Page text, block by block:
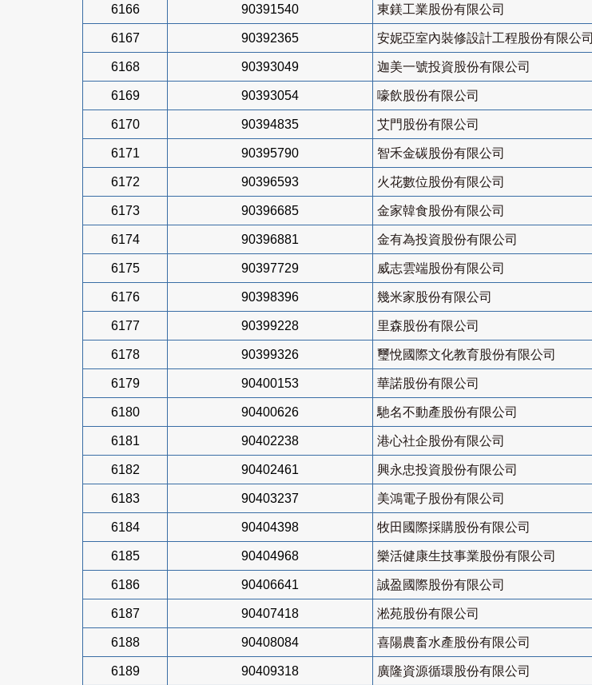
6166 90391540 東鎂工業股份有限公司
6167 90392365 安妮亞室內裝修設計工程股份有限公司
6168 90393049 迦美一號投資股份有限公司
6169 90393054 嚎飲股份有限公司
6170 90394835 艾門股份有限公司
6171 90395790 智禾金碳股份有限公司
6172 90396593 火花數位股份有限公司
6173 90396685 金家韓食股份有限公司
6174 90396881 金有為投資股份有限公司
6175 90397729 威志雲端股份有限公司
6176 90398396 幾米家股份有限公司
6177 90399228 里森股份有限公司
6178 90399326 璽悅國際文化教育股份有限公司
6179 90400153 華諾股份有限公司
6180 90400626 馳名不動產股份有限公司
6181 90402238 港心社企股份有限公司
6182 90402461 興永忠投資股份有限公司
6183 90403237 美鴻電子股份有限公司
6184 90404398 牧田國際採購股份有限公司
6185 90404968 樂活健康生技事業股份有限公司
6186 90406641 誠盈國際股份有限公司
6187 90407418 淞苑股份有限公司
6188 90408084 喜陽農畜水產股份有限公司
6189 90409318 廣隆資源循環股份有限公司